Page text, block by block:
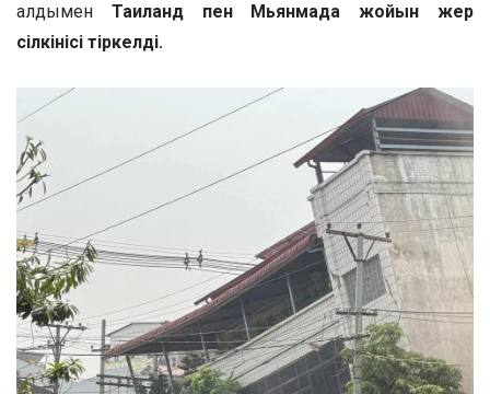
алдымен Таиланд пен Мьянмада жойқын жер
сілкінісі тіркелді.